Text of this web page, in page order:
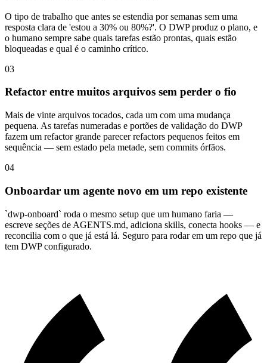
O tipo de trabalho que antes se estendia por semanas sem uma
resposta clara de 'estou a 30% ou 80%?'. O DWP produz o plano, e
o humano sempre sabe quais tarefas estão prontas, quais estão
bloqueadas e qual é o caminho crítico.
03
Refactor entre muitos arquivos sem perder o fio
Mais de vinte arquivos tocados, cada um com uma mudança
pequena. As tarefas numeradas e portões de validação do DWP
fazem um refactor grande parecer refactors pequenos feitos em
sequência — sem estado pela metade, sem commits órfãos.
04
Onboardar um agente novo em um repo existente
`dwp-onboard` roda o mesmo setup que um humano faria —
escreve seções de AGENTS.md, adiciona skills, conecta hooks — e
reconcilia com o que já está lá. Seguro para rodar em um repo que já
tem DWP configurado.